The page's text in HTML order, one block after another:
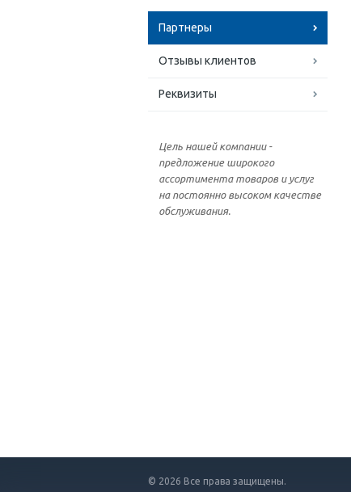
Партнеры
Отзывы клиентов
Реквизиты
Цель нашей компании -
предложение широкого
ассортимента товаров и услуг
на постоянно высоком качестве
обслуживания.
© 2026 Все права защищены.